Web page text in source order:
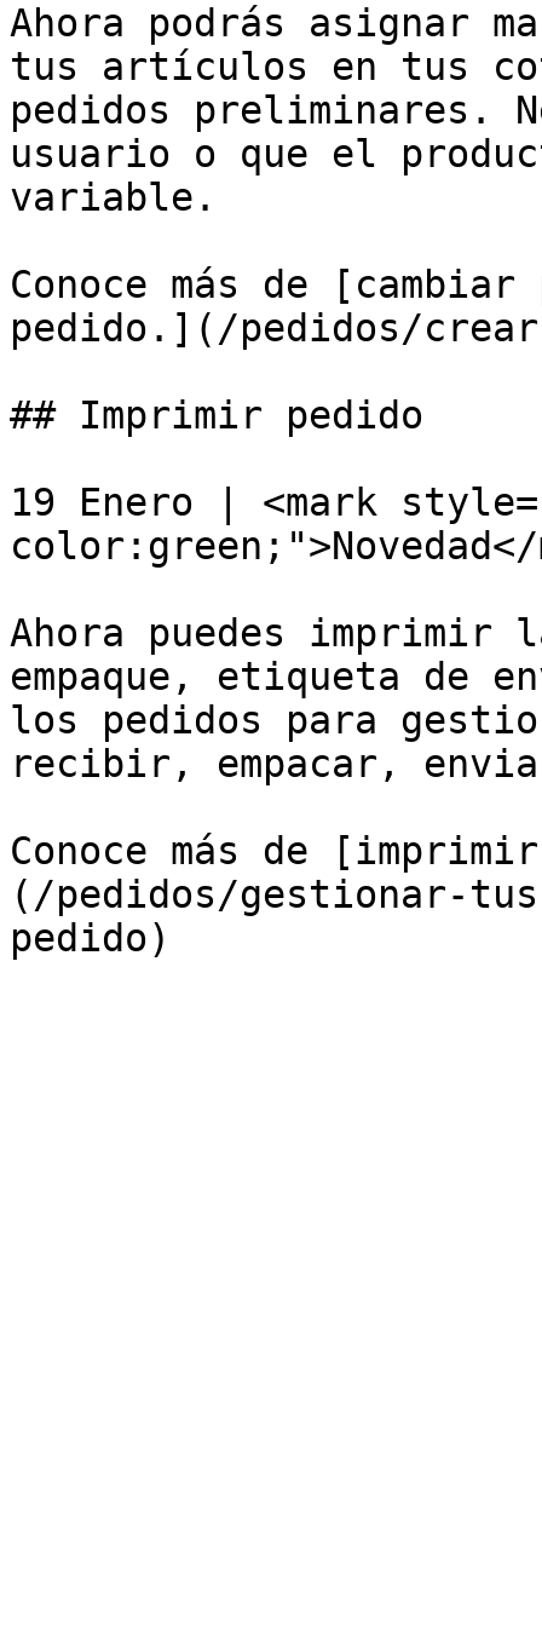
Ahora podrás asignar
tus artículos en tus
pedidos preliminares.
usuario o que el
variable.
Conoce más de
pedido.](/pedidos/
## Imprimir pedido
19 Enero | <mark
Ahora puedes
empaque, etiqueta de
los pedidos para
recibir, empacar,
Conoce más de
(/pedidos/gestionar-